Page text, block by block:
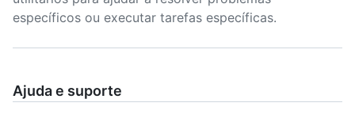
específicos ou executar tarefas específicas.
Ajuda e suporte